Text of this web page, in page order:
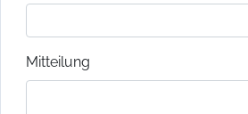
Mitteilung